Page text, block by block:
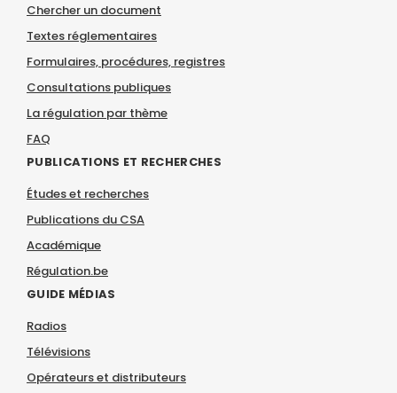
Chercher un document
Textes réglementaires
Formulaires, procédures, registres
Consultations publiques
La régulation par thème
FAQ
PUBLICATIONS ET RECHERCHES
Études et recherches
Publications du CSA
Académique
Régulation.be
GUIDE MÉDIAS
Radios
Télévisions
Opérateurs et distributeurs